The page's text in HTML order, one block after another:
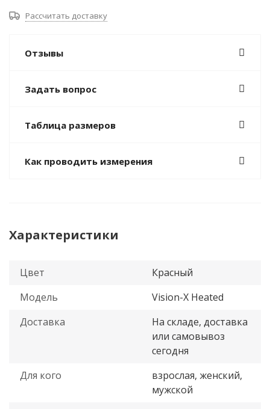
Рассчитать доставку
Отзывы
Задать вопрос
Таблица размеров
Как проводить измерения
Характеристики
Цвет
Красный
Модель
Vision-X Heated
Доставка
На складе, доставка
или самовывоз
сегодня
Для кого
взрослая, женский,
мужской